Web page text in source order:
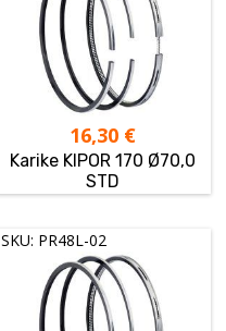
16,30 €
Karike KIPOR 170 Ø70,0
STD
SKU: PR48L-02